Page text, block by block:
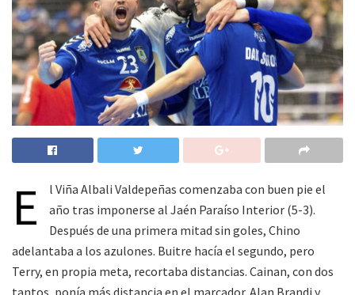
E
l Viña Albali Valdepeñas comenzaba con buen pie el
año tras imponerse al Jaén Paraíso Interior (5-3).
Después de una primera mitad sin goles, Chino
adelantaba a los azulones. Buitre hacía el segundo, pero
Terry, en propia meta, recortaba distancias. Cainan, con dos